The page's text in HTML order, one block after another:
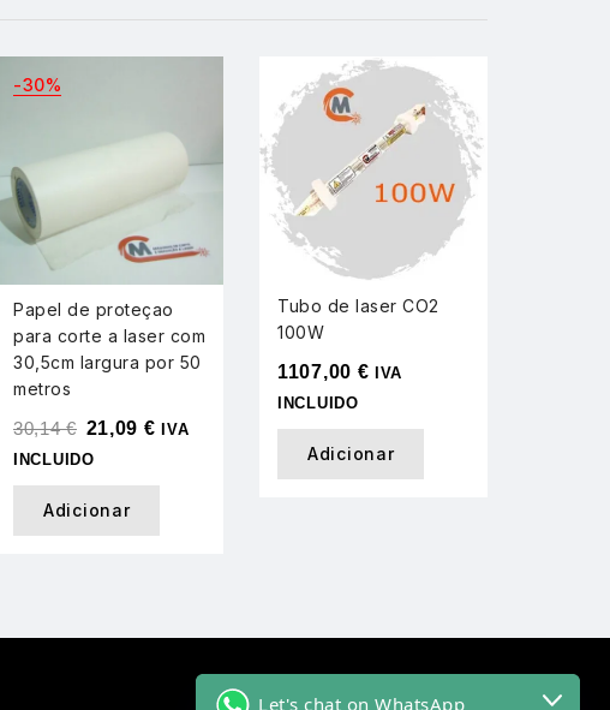
-30%
Papel de proteçao
para corte a laser com
30,5cm largura por 50
metros
30,14€ 21,09 €
IVA
INCLUIDO
Adicionar
Tubo de laser CO2
100W
1107,00 €
IVA
INCLUIDO
Adicionar
Let's chat on WhatsApp